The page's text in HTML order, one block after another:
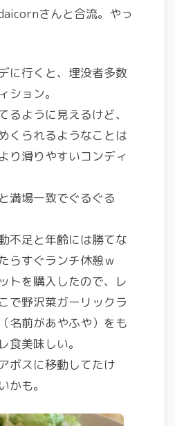
さんと合流。やっ
に行くと、埋没者多数
ション。
るように見えるけど、
くられるようなことは
り滑りやすいコンディ
満場一致でぐるぐる
不足と年齢には勝てな
らすぐランチ休憩ｗ
トを購入したので、レ
で野沢菜ガーリックラ
名前があやふや）をも
食美味しい。
ボスに移動してたけ
かも。